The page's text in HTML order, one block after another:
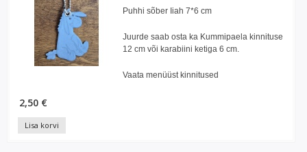
Puhhi sõber Iiah 7*6 cm
Juurde saab osta ka Kummipaela kinnituse
12 cm või karabiini ketiga 6 cm.
Vaata menüüst kinnitused
2,50 €
Lisa korvi